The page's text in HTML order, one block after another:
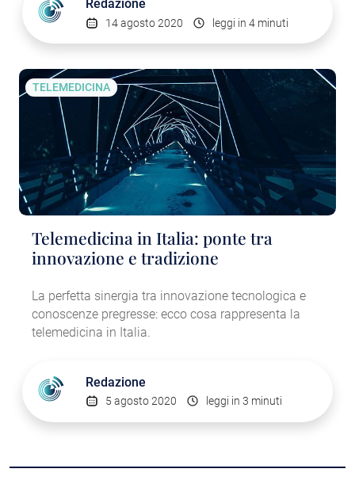
Redazione
14 agosto 2020 leggi in 4 minuti
TELEMEDICINA
Telemedicina in Italia: ponte tra
innovazione e tradizione
La perfetta sinergia tra innovazione tecnologica e
conoscenze pregresse: ecco cosa rappresenta la
telemedicina in Italia.
Redazione
5 agosto 2020 leggi in 3 minuti